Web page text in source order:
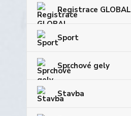
Registrace GLOBAL
Sport
Sprchové gely
Stavba